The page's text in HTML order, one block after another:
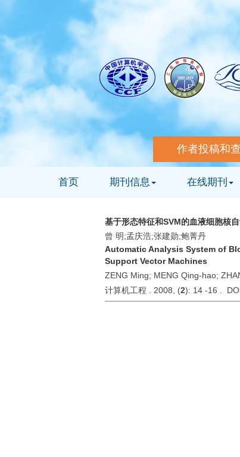
作者投稿和
首页 期刊信息 在线期刊
基于形态特征和SVM的血液细胞核
曾 明;孟庆浩;张建勋;鲍菁丹
Automatic Analysis System of
Support Vector Machines
ZENG Ming; MENG Qing-hao;
计算机工程 . 2008, (2): 14 -16 .